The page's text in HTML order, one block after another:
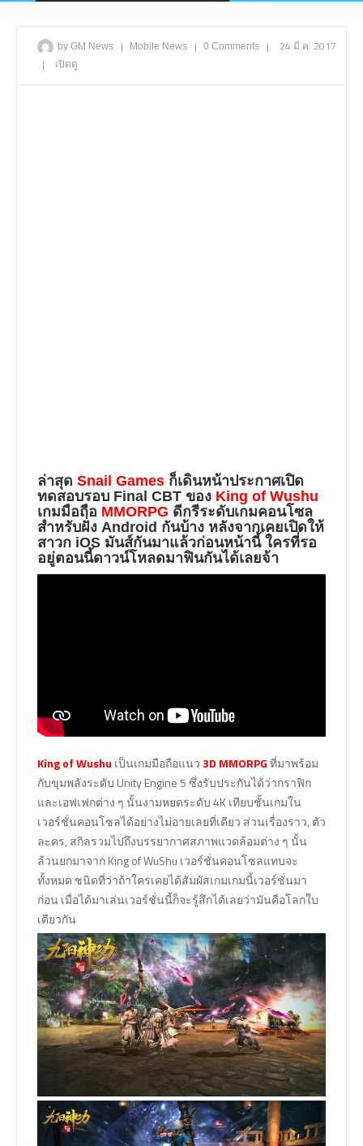
by GM News | Mobile News | 0 Comments |
24 มี.ค. 2017
|
เปิดดู
ล่าสุด Snail Games ก็เดินหน้าประกาศเปิด
ทดสอบรอบ Final CBT ของ King of Wushu
เกมมือถือ MMORPG ดีกรีระดับเกมคอนโซล
สำหรับฝั่ง Android กันบ้าง หลังจากเคยเปิดให้
สาวก iOS มันส์กันมาแล้วก่อนหน้านี้ ใครที่รอ
อยู่ตอนนี้ดาวน์โหลดมาฟินกันได้เลยจ้า
King of Wushu เป็นเกมมือถือแนว 3D MMORPGที่มาพร้อม
กับขุมพลังระดับ Unity Engine 5 ซึ่งรับประกันได้ว่ากราฟิก
และเอฟเฟกต่าง ๆ นั้นงามหยดระดับ 4K เทียบชั้นเกมใน
เวอร์ชั่นคอนโซลได้อย่างไม่อายเลยที่เดียว ส่วนเรื่องราว, ตัว
ละคร, สกิลรวมไปถึงบรรยากาศสภาพแวดล้อมต่าง ๆ นั้น
ล้วนยกมาจาก King of WuShu เวอร์ชั่นคอนโซลแทบจะ
ทั้งหมด ชนิดที่ว่าถ้าใครเคยได้สัมผัสเกมเกมนี้เวอร์ชั่นมา
ก่อน เมื่อได้มาเล่นเวอร์ชั่นนี้ก็จะรู้สึกได้เลยว่ามันคือโลกใบ
เดียวกัน